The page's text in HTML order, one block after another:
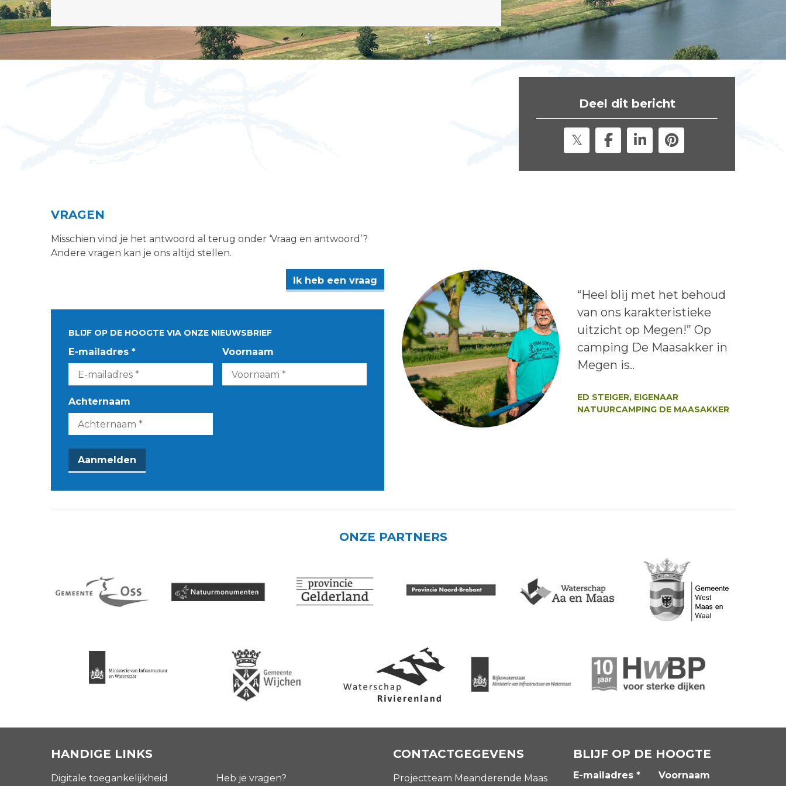
Deel dit bericht
VRAGEN
Misschien vind je het antwoord al terug onder ‘Vraag en antwoord’?
Andere vragen kan je ons altijd stellen.
Ik heb een vraag
BLIJF OP DE HOOGTE VIA ONZE NIEUWSBRIEF
E-mailadres * Voornaam
Achternaam
Lees het bericht:
“Heel blij met het behoud
van ons karakteristieke
uitzicht op Megen!” Op
camping De Maasakker in
Megen is..
ED STEIGER, EIGENAAR
NATUURCAMPING DE MAASAKKER
ONZE PARTNERS
HANDIGE LINKS
Digitale toegankelijkheid Heb je vragen?
CONTACTGEGEVENS
Projectteam Meanderende Maas
BLIJF OP DE HOOGTE
E-mailadres * Voornaam